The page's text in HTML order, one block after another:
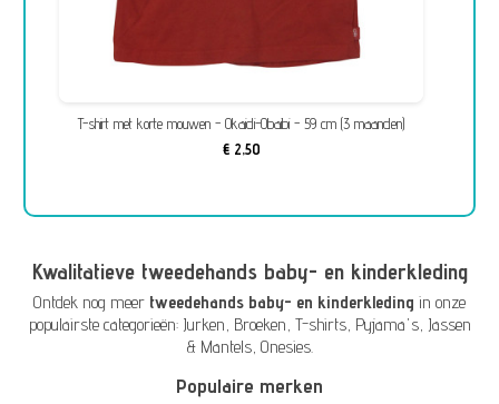
T-shirt met korte mouwen - Okaidi-Obaibi - 59 cm (3 maanden)
€ 2,50
Kwalitatieve tweedehands baby- en kinderkleding
Ontdek nog meer tweedehands baby- en kinderkleding in onze
populairste categorieën: Jurken, Broeken, T-shirts, Pyjama's, Jassen
& Mantels, Onesies.
Populaire merken